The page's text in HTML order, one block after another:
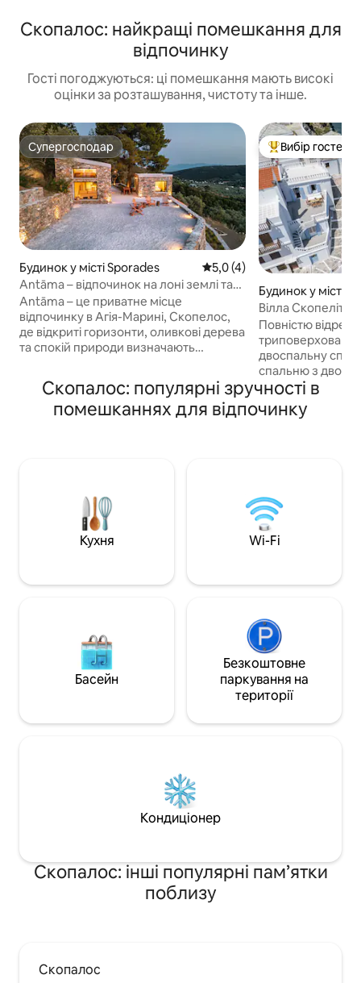
Скопалос: найкращі помешкання для
відпочинку
Гості погоджуються: ці помешкання мають високі
оцінки за розташування, чистоту та інше.
Супергосподар
Супергосподар
Будинок у місті Sporades Середня оцінка: 5,0 з 5,
5,0 (4)
Antāma – відпочинок на лоні землі та
природи, Скопелос
Antāma – це приватне місце
відпочинку в Агія-Марині, Скопелос,
де відкриті горизонти, оливкові дерева
та спокій природи визначають
дизайн гармонійно вписується в
навколишній ландшафт, звідки
відкривається безперешкодний вид на
вас відпочити від темпу повсякденного
життя й відновити зв'язок із тим, що
важливо – відпочинком, природою та
Топ вибір гостей
Вибір гостей
Будинок у місті
Вілла Скопеліта
Повністю
триповерхова
двоспальну
спальню з
ліжками та
вітальні, що
безперервним
Завдяки своєму
загальному
Skopelita є одним
Скопалос: популярні зручності в
помешканнях для відпочинку
Кухня Wi-Fi
Басейн
Безкоштовне
паркування на
території
Кондиціонер
Скопалос: інші популярні пам’ятки
поблизу
Скопалос